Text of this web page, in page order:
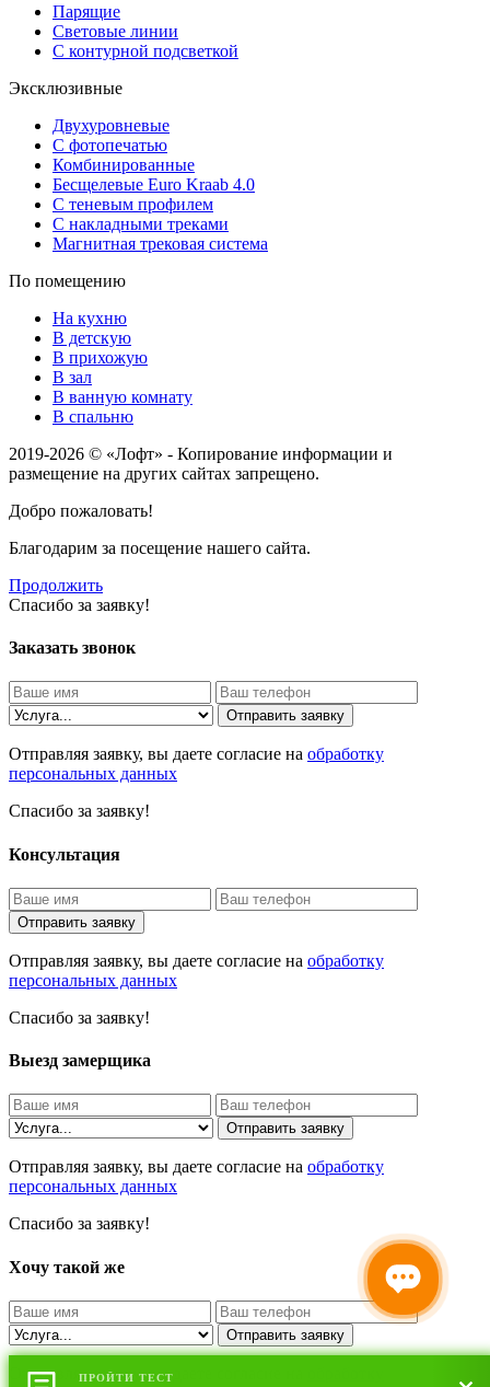
Парящие
Световые линии
С контурной подсветкой
Эксклюзивные
Двухуровневые
С фотопечатью
Комбинированные
Бесщелевые Euro Kraab 4.0
С теневым профилем
С накладными треками
Магнитная трековая система
По помещению
На кухню
В детскую
В прихожую
В зал
В ванную комнату
В спальню
2019-2026 © «Лофт» - Копирование информации и
размещение на других сайтах запрещено.
Добро пожаловать!
Благодарим за посещение нашего сайта.
Продолжить
Спасибо за заявку!
Заказать звонок
Отправить заявку
Отправляя заявку, вы даете согласие на обработку
персональных данных
Спасибо за заявку!
Консультация
Отправить заявку
Отправляя заявку, вы даете согласие на обработку
персональных данных
Спасибо за заявку!
Выезд замерщика
Отправить заявку
Отправляя заявку, вы даете согласие на обработку
персональных данных
Спасибо за заявку!
Хочу такой же
Отправить заявку
Отправляя заявку, вы даете согласие на
ПРОЙТИ ТЕСТ